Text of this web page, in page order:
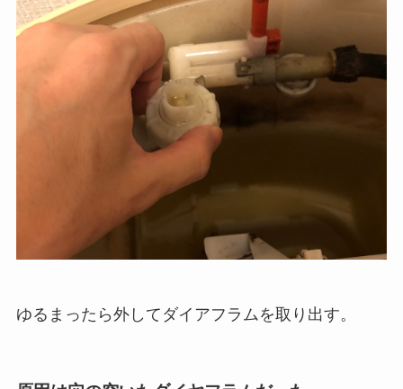
ゆるまったら外してダイアフラムを取り出す。